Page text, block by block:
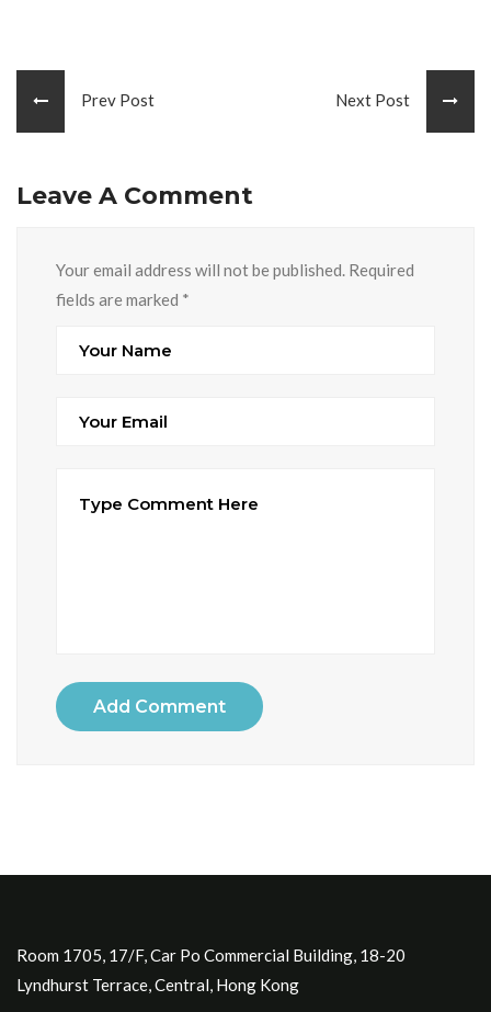
Prev Post Next Post
Leave A Comment
Your email address will not be published. Required
fields are marked *
Add Comment
Room 1705, 17/F, Car Po Commercial Building, 18-20
Lyndhurst Terrace, Central, Hong Kong